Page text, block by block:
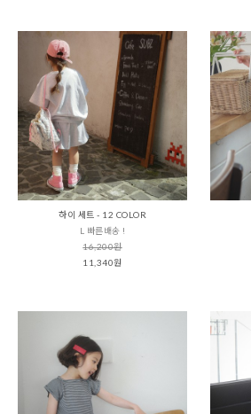
하이 세트 - 12 COLOR
L 빠른배송 !
16,200원
11,340원